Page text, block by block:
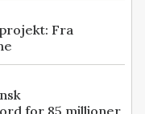
Fra